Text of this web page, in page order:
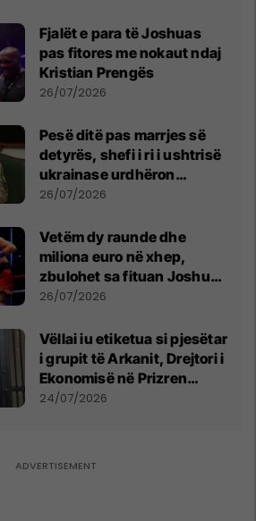
Fjalët e para të Joshuas
pas fitores me nokaut ndaj
Kristian Prengës
26/07/2026
Pesë ditë pas marrjes së
detyrës, shefi i ri i ushtrisë
ukrainase urdhëron
kontroll të madh
26/07/2026
Vetëm dy raunde dhe
miliona euro në xhep,
zbulohet sa fituan Joshua
e Prenga
26/07/2026
Vëllai iu etiketua si pjesëtar
i grupit të Arkanit, Drejtori i
Ekonomisë në Prizren
mohon pretendimet
24/07/2026